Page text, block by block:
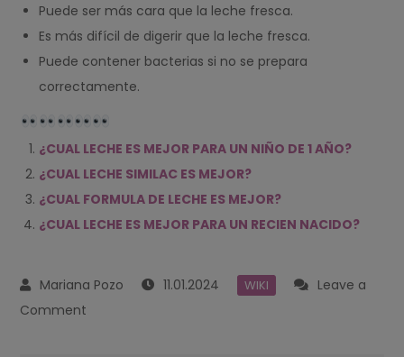
Puede ser más cara que la leche fresca.
Es más difícil de digerir que la leche fresca.
Puede contener bacterias si no se prepara
correctamente.
¿CUAL LECHE ES MEJOR PARA UN NIÑO DE 1 AÑO?
¿CUAL LECHE SIMILAC ES MEJOR?
¿CUAL FORMULA DE LECHE ES MEJOR?
¿CUAL LECHE ES MEJOR PARA UN RECIEN NACIDO?
11.01.2024 WIKI
Leave a
Comment